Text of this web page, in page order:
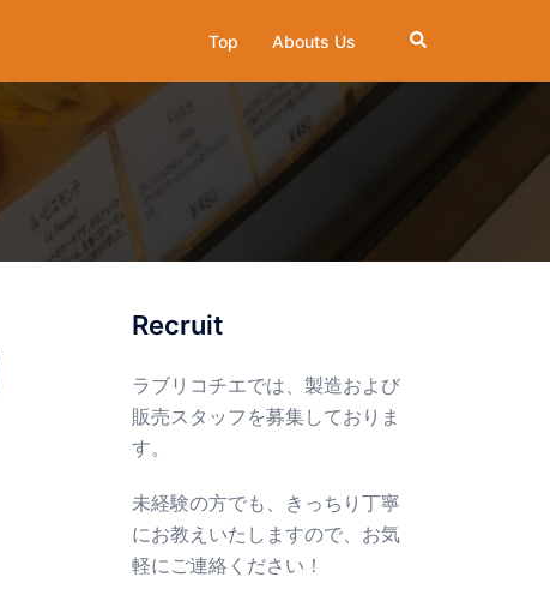
Top Abouts Us
検
索
Recruit
ラブリコチエでは、製造および
販売スタッフを募集しておりま
す。
未経験の方でも、きっちり丁寧
にお教えいたしますので、お気
軽にご連絡ください！